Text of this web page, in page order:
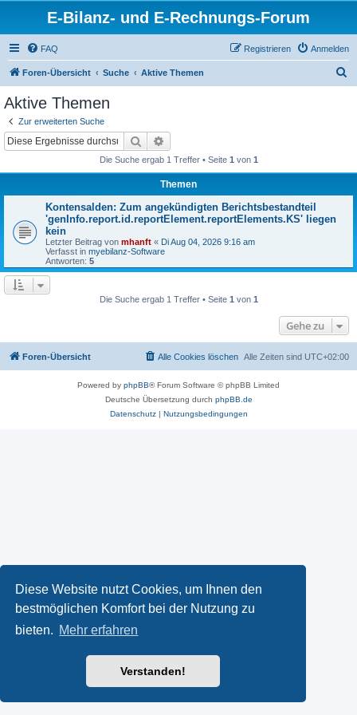
Diese Website nutzt Cookies, um Ihnen den
bestmöglichen Komfort bei der Nutzung zu
bieten. Mehr erfahren
Verstanden!
E-Bilanz- und E-Rechnungs-Forum
FAQ Anmelden
Registrieren
Foren-Übersicht Suche Aktive Themen
Aktive Themen
Zur erweiterten Suche
Suche
Die Suche ergab 1 Treffer • Seite 1 von 1
Themen
Kontensalden: Zum angekündigten Berichtsbestandteil
'genInfo.report.id.reportElement.reportElements.KS' liegen
kein
Letzter Beitrag von mhanft « Di Aug 04, 2026 9:16 am
Verfasst in myebilanz-Software
Antworten: 5
Die Suche ergab 1 Treffer • Seite 1 von 1
Gehe zu
Foren-Übersicht Alle Zeiten sind UTC+02:00
Alle Cookies löschen
Powered by phpBB® Forum Software © phpBB Limited
Deutsche Übersetzung durch phpBB.de
Datenschutz| Nutzungsbedingungen